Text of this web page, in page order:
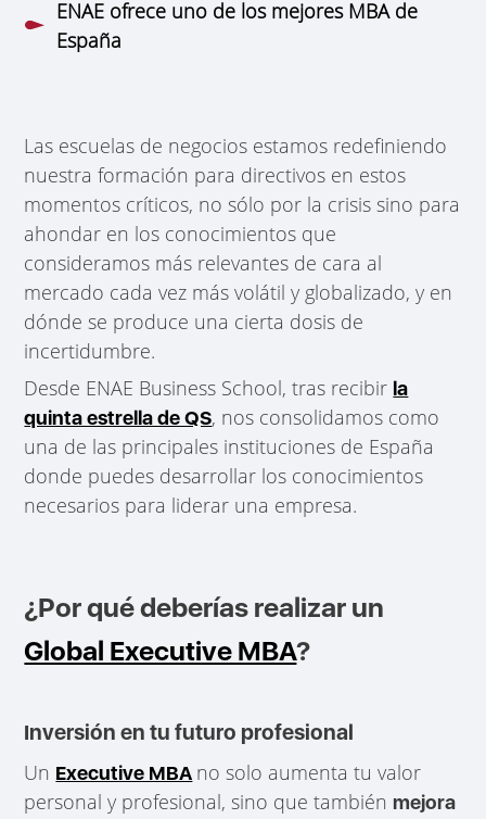
ENAE ofrece uno de los mejores MBA de
España
Las escuelas de negocios estamos redefiniendo
nuestra formación para directivos en estos
momentos críticos, no sólo por la crisis sino para
ahondar en los conocimientos que
consideramos más relevantes de cara al
mercado cada vez más volátil y globalizado, y en
dónde se produce una cierta dosis de
incertidumbre.
Desde ENAE Business School, tras recibir la
quinta estrella de QS, nos consolidamos como
una de las principales instituciones de España
donde puedes desarrollar los conocimientos
necesarios para liderar una empresa.
¿Por qué deberías realizar un
Global Executive MBA?
Inversión en tu futuro profesional
Un Executive MBA no solo aumenta tu valor
personal y profesional, sino que tambiénmejora